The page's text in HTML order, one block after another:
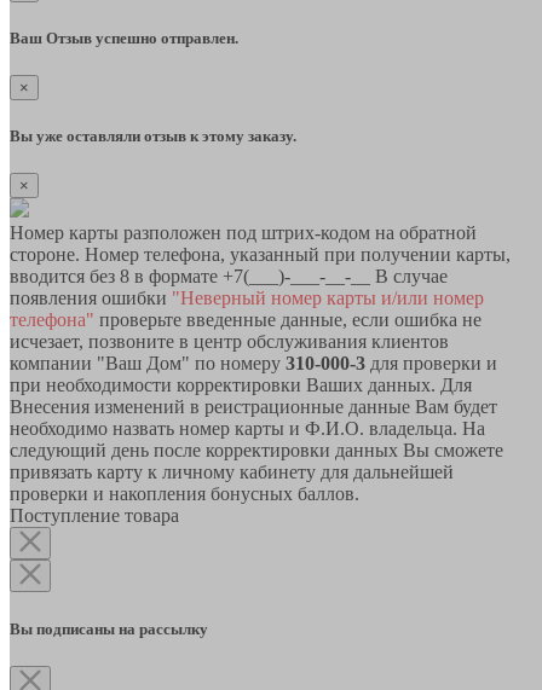
Ваш Отзыв успешно отправлен.
×
Вы уже оставляли отзыв к этому заказу.
×
Номер карты разположен под штрих-кодом на обратной
стороне. Номер телефона, указанный при получении карты,
вводится без 8 в формате +7(___)-___-__-__ В случае
появления ошибки "Неверный номер карты и/или номер
телефона" проверьте введенные данные, если ошибка не
исчезает, позвоните в центр обслуживания клиентов
компании "Ваш Дом" по номеру 310-000-3 для проверки и
при необходимости корректировки Ваших данных. Для
Внесения изменений в реистрационные данные Вам будет
необходимо назвать номер карты и Ф.И.О. владельца. На
следующий день после корректировки данных Вы сможете
привязать карту к личному кабинету для дальнейшей
проверки и накопления бонусных баллов.
Поступление товара
Вы подписаны на рассылку